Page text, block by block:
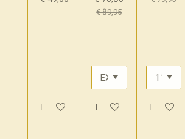
In winkelwagen
€ 89,95
In winkelwagenIn